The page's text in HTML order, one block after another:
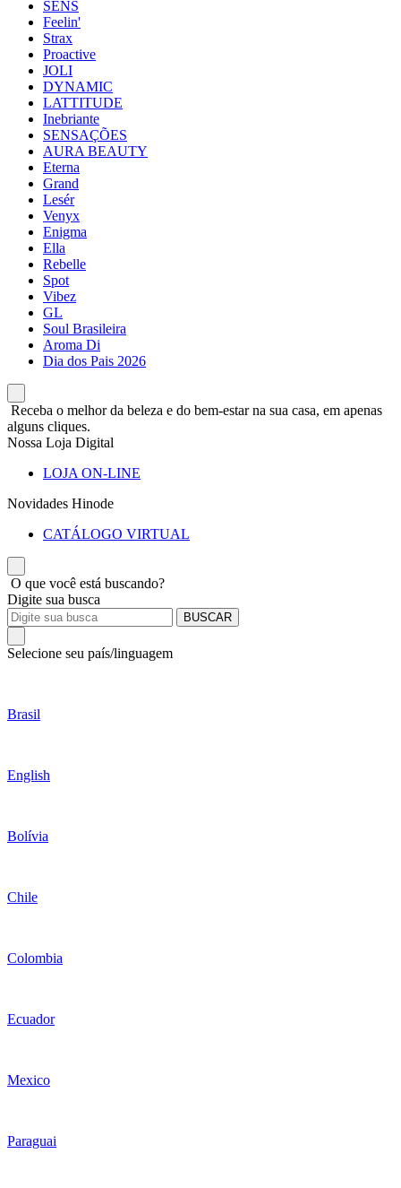
SENS
Feelin'
Strax
Proactive
JOLI
DYNAMIC
LATTITUDE
Inebriante
SENSAÇÕES
AURA BEAUTY
Eterna
Grand
Lesér
Venyx
Enigma
Ella
Rebelle
Spot
Vibez
GL
Soul Brasileira
Aroma Di
Dia dos Pais 2026
Receba o melhor da beleza e do bem-estar na sua casa, em apenas
alguns cliques.
Nossa Loja Digital
LOJA ON-LINE
Novidades Hinode
CATÁLOGO VIRTUAL
O que você está buscando?
Digite sua busca
BUSCAR
Selecione seu país/linguagem
Brasil
English
Bolívia
Chile
Colombia
Ecuador
Mexico
Paraguai